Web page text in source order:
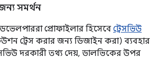
সমর্থন
প্রোফাইলার হিসেবেট্রেসভিউ
ট্রেস করার জন্য ডিজাইন করা) ব্যবহার
দরকারী তথ্য দেয়, ডালভিকের উপর